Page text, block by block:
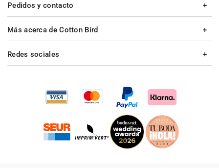
Pedidos y contacto
Más acerca de Cotton Bird
Redes sociales